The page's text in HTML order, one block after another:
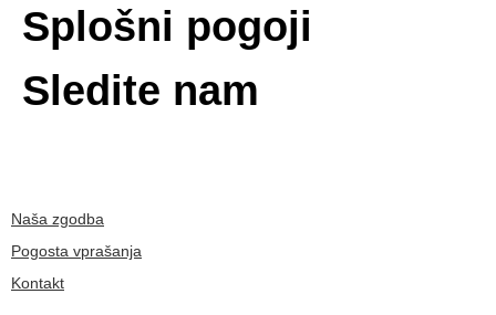
Splošni pogoji
Sledite nam
Naša zgodba
Pogosta vprašanja
Kontakt